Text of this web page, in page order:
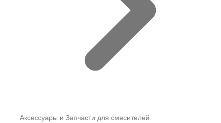
Аксессуары и Запчасти для смесителей